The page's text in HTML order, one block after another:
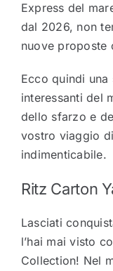
Express del
dal 2026, non
nuove proposte
Ecco quindi
interessanti del
dello sfarzo e
vostro viaggio di
indimenticabile.
Ritz Carton
Lasciati
l’hai mai visto
Collection! Nel